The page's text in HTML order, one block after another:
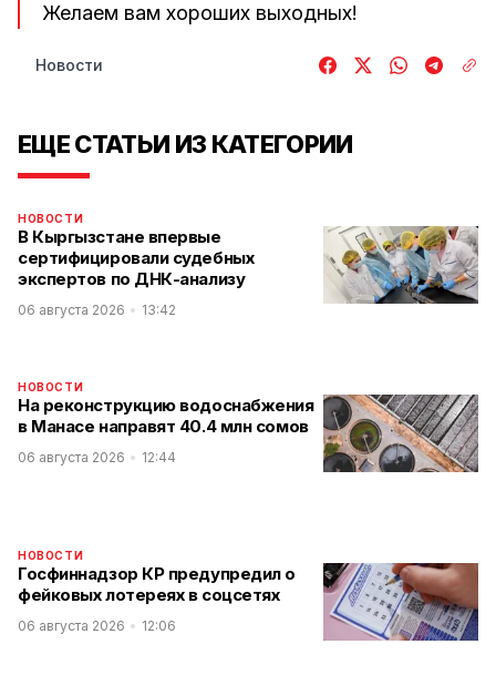
Желаем вам хороших выходных!
Новости
ЕЩЕ СТАТЬИ ИЗ КАТЕГОРИИ
НОВОСТИ
В Кыргызстане впервые
сертифицировали судебных
экспертов по ДНК-анализу
06 августа 2026 13:42
НОВОСТИ
На реконструкцию водоснабжения
в Манасе направят 40.4 млн сомов
06 августа 2026 12:44
НОВОСТИ
Госфиннадзор КР предупредил о
фейковых лотереях в соцсетях
06 августа 2026 12:06